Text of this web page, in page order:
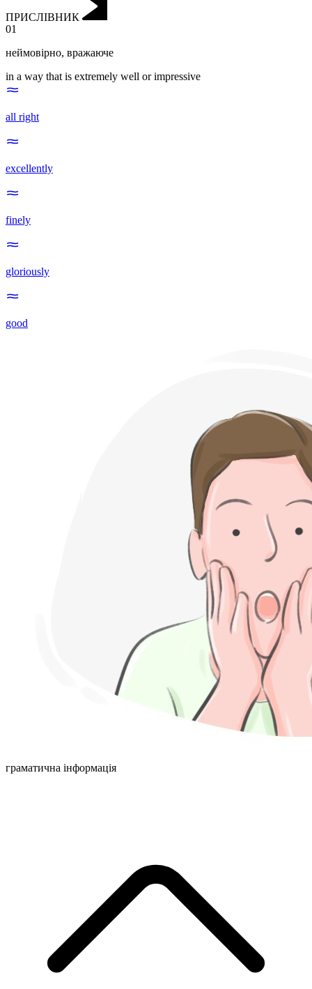
ПРИСЛІВНИК
01
неймовірно, вражаюче
in a way that is extremely well or impressive
all right
excellently
finely
gloriously
good
граматична інформація